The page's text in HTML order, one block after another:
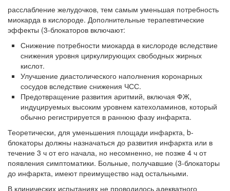
расслабление желудочков, тем самым уменьшая потребность
миокарда в кислороде. Дополнительные терапевтические
эффекты (3-блокаторов вклю­чают:
Снижение потребности миокарда в кислороде вследствие
снижения уровня циркулирующих свободных жирных
кислот.
Улучшение диастолического наполнения коронарных
сосудов вследствие снижения ЧСС.
Предотвращение развития аритмий, включая ФЖ,
индуцируемых высоким уровнем катехоламинов, который
обычно регистрируется в раннюю фазу инфаркта.
Теоретически, для уменьшения площади инфаркта, b-
блокаторы долж­ны назначаться до развития инфаркта или в
течение 3 ч от его начала, но не­сомненно, не позже 4 ч от
появления симптоматики. Больные, получавшие (3-блокаторы
до инфаркта, имеют преимущество над остальными.
В клинических испытаниях не проводилось адекватного